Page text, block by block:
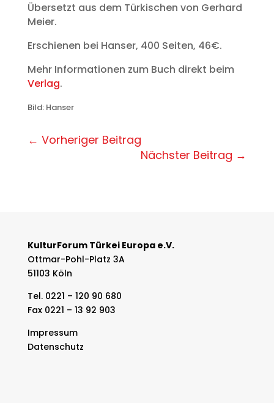
Übersetzt aus dem Türkischen von Gerhard
Meier.
Erschienen bei Hanser, 400 Seiten, 46€.
Mehr Informationen zum Buch direkt beim
Verlag.
Bild: Hanser
← Vorheriger Beitrag
Nächster Beitrag →
KulturForum Türkei Europa e.V.
Ottmar-Pohl-Platz 3A
51103 Köln
Tel. 0221 – 120 90 680
Fax 0221 – 13 92 903
Impressum
Datenschutz